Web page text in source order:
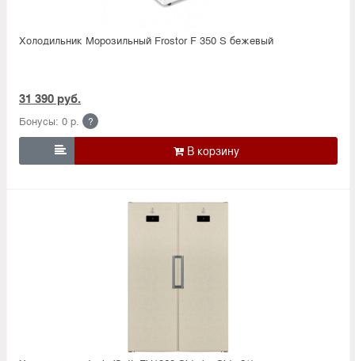
Холодильник Морозильный Frostor F 350 S бежевый
31 390 руб.
Бонусы: 0 р. ?
